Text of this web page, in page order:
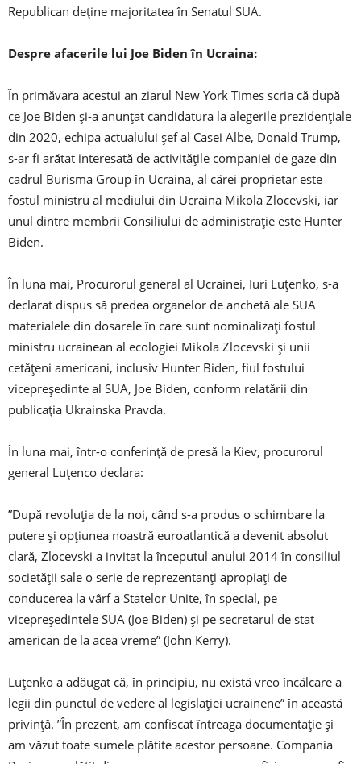
Republican deţine majoritatea în Senatul SUA.
Despre afacerile lui Joe Biden în Ucraina:
În primăvara acestui an ziarul New York Times scria că după
ce Joe Biden şi-a anunţat candidatura la alegerile prezidenţiale
din 2020, echipa actualului şef al Casei Albe, Donald Trump,
s-ar fi arătat interesată de activităţile companiei de gaze din
cadrul Burisma Group în Ucraina, al cărei proprietar este
fostul ministru al mediului din Ucraina Mikola Zlocevski, iar
unul dintre membrii Consiliului de administraţie este Hunter
Biden.
În luna mai, Procurorul general al Ucrainei, Iuri Luţenko, s-a
declarat dispus să predea organelor de anchetă ale SUA
materialele din dosarele în care sunt nominalizaţi fostul
ministru ucrainean al ecologiei Mikola Zlocevski şi unii
cetăţeni americani, inclusiv Hunter Biden, fiul fostului
vicepreşedinte al SUA, Joe Biden, conform relatării din
publicaţia Ukrainska Pravda.
În luna mai, într-o conferință de presă la Kiev, procurorul
general Luțenco declara:
”După revoluţia de la noi, când s-a produs o schimbare la
putere şi opţiunea noastră euroatlantică a devenit absolut
clară, Zlocevski a invitat la începutul anului 2014 în consiliul
societăţii sale o serie de reprezentanţi apropiaţi de
conducerea la vârf a Statelor Unite, în special, pe
vicepreşedintele SUA (Joe Biden) şi pe secretarul de stat
american de la acea vreme” (John Kerry).
Luțenko a adăugat că, în principiu, nu există vreo încălcare a
legii din punctul de vedere al legislaţiei ucrainene” în această
privinţă. ”În prezent, am confiscat întreaga documentaţie şi
am văzut toate sumele plătite acestor persoane. Compania